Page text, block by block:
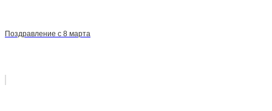
Поздравление с 8 марта